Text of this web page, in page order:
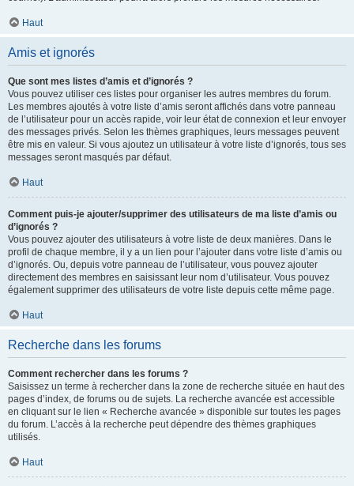
Haut
Amis et ignorés
Que sont mes listes d’amis et d’ignorés ?
Vous pouvez utiliser ces listes pour organiser les autres membres du forum.
Les membres ajoutés à votre liste d’amis seront affichés dans votre panneau
de l’utilisateur pour un accès rapide, voir leur état de connexion et leur envoyer
des messages privés. Selon les thèmes graphiques, leurs messages peuvent
être mis en valeur. Si vous ajoutez un utilisateur à votre liste d’ignorés, tous ses
messages seront masqués par défaut.
Haut
Comment puis-je ajouter/supprimer des utilisateurs de ma liste d’amis ou
d’ignorés ?
Vous pouvez ajouter des utilisateurs à votre liste de deux manières. Dans le
profil de chaque membre, il y a un lien pour l’ajouter dans votre liste d’amis ou
d’ignorés. Ou, depuis votre panneau de l’utilisateur, vous pouvez ajouter
directement des membres en saisissant leur nom d’utilisateur. Vous pouvez
également supprimer des utilisateurs de votre liste depuis cette même page.
Haut
Recherche dans les forums
Comment rechercher dans les forums ?
Saisissez un terme à rechercher dans la zone de recherche située en haut des
pages d’index, de forums ou de sujets. La recherche avancée est accessible
en cliquant sur le lien « Recherche avancée » disponible sur toutes les pages
du forum. L’accès à la recherche peut dépendre des thèmes graphiques
utilisés.
Haut